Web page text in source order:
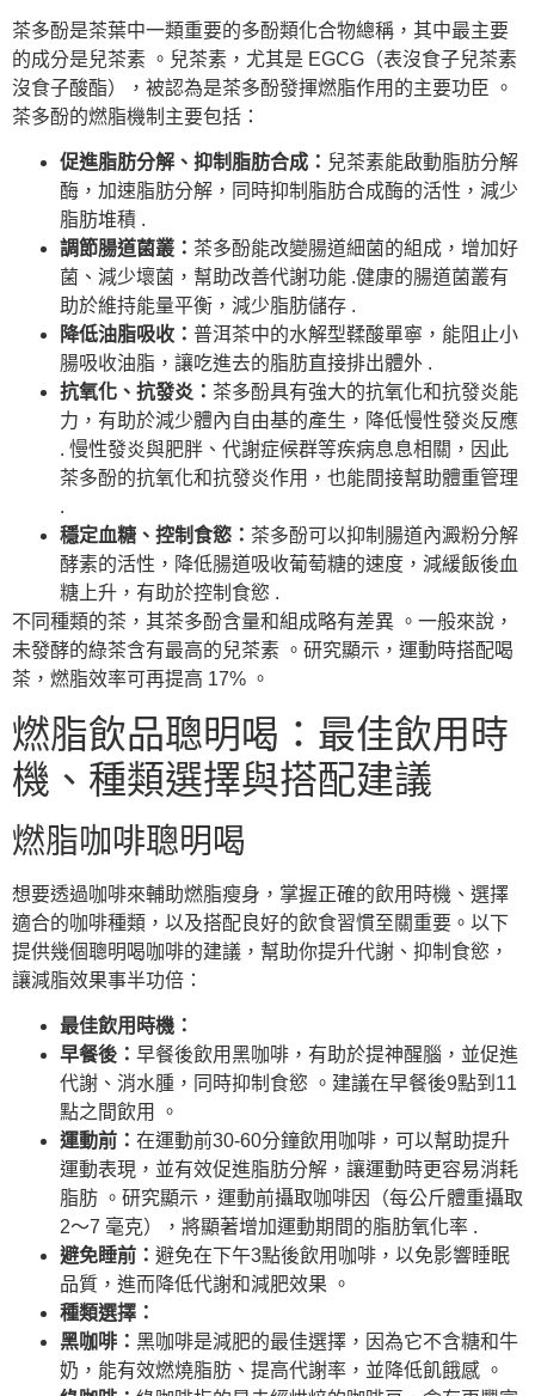
茶多酚是茶葉中一類重要的多酚類化合物總稱，其中最主要
的成分是兒茶素 。兒茶素，尤其是 EGCG（表沒食子兒茶素
沒食子酸酯），被認為是茶多酚發揮燃脂作用的主要功臣 。
茶多酚的燃脂機制主要包括：
促進脂肪分解、抑制脂肪合成： 兒茶素能啟動脂肪分解
酶，加速脂肪分解，同時抑制脂肪合成酶的活性，減少
脂肪堆積 .
調節腸道菌叢： 茶多酚能改變腸道細菌的組成，增加好
菌、減少壞菌，幫助改善代謝功能 .健康的腸道菌叢有
助於維持能量平衡，減少脂肪儲存 .
降低油脂吸收： 普洱茶中的水解型鞣酸單寧，能阻止小
腸吸收油脂，讓吃進去的脂肪直接排出體外 .
抗氧化、抗發炎： 茶多酚具有強大的抗氧化和抗發炎能
力，有助於減少體內自由基的產生，降低慢性發炎反應
. 慢性發炎與肥胖、代謝症候群等疾病息息相關，因此
茶多酚的抗氧化和抗發炎作用，也能間接幫助體重管理
.
穩定血糖、控制食慾： 茶多酚可以抑制腸道內澱粉分解
酵素的活性，降低腸道吸收葡萄糖的速度，減緩飯後血
糖上升，有助於控制食慾 .
不同種類的茶，其茶多酚含量和組成略有差異 。一般來說，
未發酵的綠茶含有最高的兒茶素 。研究顯示，運動時搭配喝
茶，燃脂效率可再提高 17% 。
燃脂飲品聰明喝：最佳飲用時
機、種類選擇與搭配建議
燃脂咖啡聰明喝
想要透過咖啡來輔助燃脂瘦身，掌握正確的飲用時機、選擇
適合的咖啡種類，以及搭配良好的飲食習慣至關重要。以下
提供幾個聰明喝咖啡的建議，幫助你提升代謝、抑制食慾，
讓減脂效果事半功倍：
最佳飲用時機：
早餐後： 早餐後飲用黑咖啡，有助於提神醒腦，並促進
代謝、消水腫，同時抑制食慾 。建議在早餐後9點到11
點之間飲用 。
運動前： 在運動前30-60分鐘飲用咖啡，可以幫助提升
運動表現，並有效促進脂肪分解，讓運動時更容易消耗
脂肪 。研究顯示，運動前攝取咖啡因（每公斤體重攝取
2～7 毫克），將顯著增加運動期間的脂肪氧化率 .
避免睡前： 避免在下午3點後飲用咖啡，以免影響睡眠
品質，進而降低代謝和減肥效果 。
種類選擇：
黑咖啡： 黑咖啡是減肥的最佳選擇，因為它不含糖和牛
奶，能有效燃燒脂肪、提高代謝率，並降低飢餓感 。